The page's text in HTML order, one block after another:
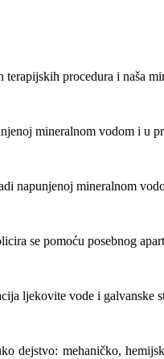
procedura i naša
mineralnom vodom i u
napunjenoj mineralnom
se pomoću posebnog
ljekovite vode i galvanske
dejstvo: mehaničko,